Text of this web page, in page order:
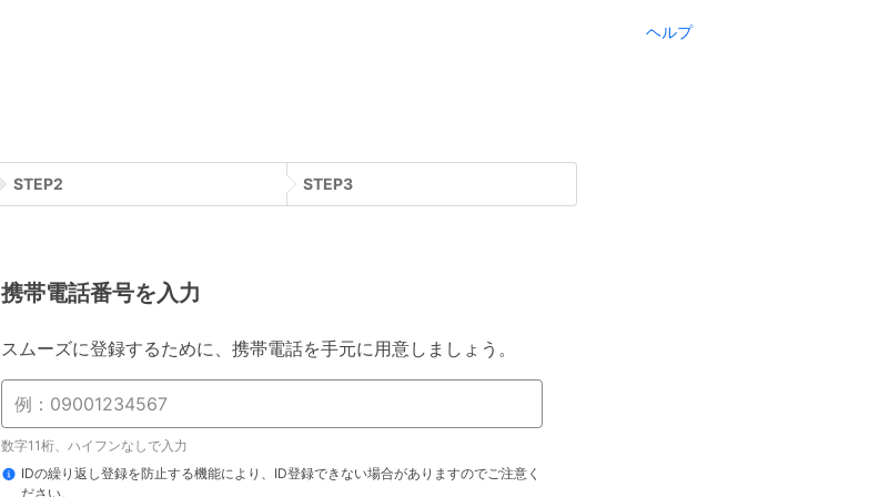
ヘルプ
STEP2 STEP3
携帯電話番号を入力
スムーズに登録するために、携帯電話を手元に用意しましょう。
数字11桁、ハイフンなしで入力
IDの繰り返し登録を防止する機能により、ID登録できない場合がありますのでご注意く
ださい。